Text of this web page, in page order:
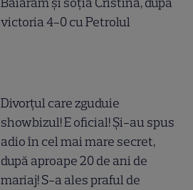
Baiaram și soția Cristina, după
victoria 4-0 cu Petrolul
Divorțul care zguduie
showbizul! E oficial! Și-au spus
adio în cel mai mare secret,
după aproape 20 de ani de
mariaj! S-a ales praful de